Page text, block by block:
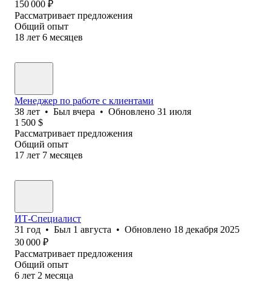
150 000 ₽
Рассматривает предложения
Общий опыт
18 лет 6 месяцев
Менеджер по работе с клиентами
38 лет • Был вчера • Обновлено 31 июля
1 500 $
Рассматривает предложения
Общий опыт
17 лет 7 месяцев
ИТ-Специалист
31 год • Был 1 августа • Обновлено 18 декабря 2025
30 000 ₽
Рассматривает предложения
Общий опыт
6 лет 2 месяца